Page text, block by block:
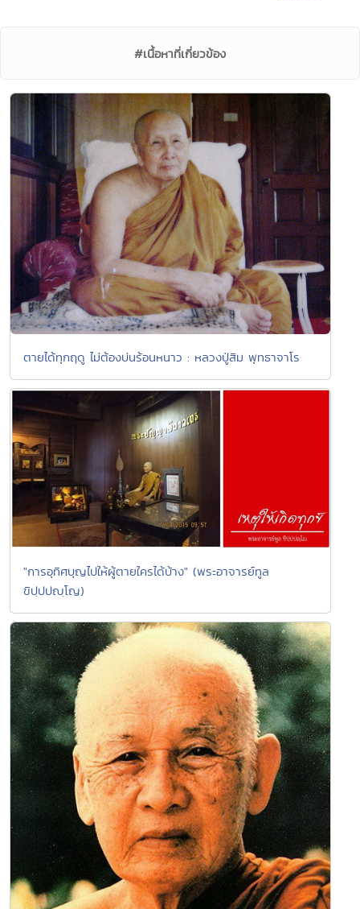
#เนื้อหาที่เกี่ยวข้อง
ตายได้ทุกฤดู ไม่ต้องบ่นร้อนหนาว : หลวงปู่สิม พุทธาจาโร
"การอุทิศบุญไปให้ผู้ตายใครได้บ้าง" (พระอาจารย์ทูล
ขิปฺปปญฺโญ)